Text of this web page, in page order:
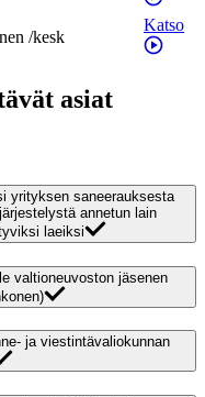
/kesk
Katso
asiat
yrityksen saneerauksesta
annetun lain
laeiksi
valtioneuvoston jäsenen
ja viestintävaliokunnan